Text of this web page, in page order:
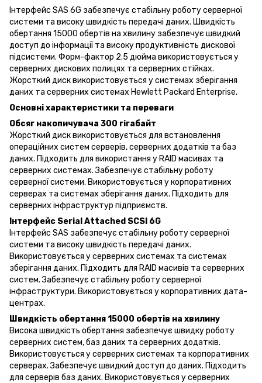
Інтерфейс SAS 6G забезпечує стабільну роботу серверної
системи та високу швидкість передачі даних. Швидкість
обертання 15000 обертів на хвилину забезпечує швидкий
доступ до інформації та високу продуктивність дискової
підсистеми. Форм-фактор 2.5 дюйма використовується у
серверних дискових полицях та серверних стійках.
Жорсткий диск використовується у системах зберігання
даних та серверних системах Hewlett Packard Enterprise.
Основні характеристики та переваги
Обсяг накопичувача 300 гігабайт
Жорсткий диск використовується для встановлення
операційних систем серверів, серверних додатків та баз
даних. Підходить для використання у RAID масивах та
серверних системах. Забезпечує стабільну роботу
серверної системи. Використовується у корпоративних
серверах та системах зберігання даних. Підходить для
серверних інфраструктур підприємств.
Інтерфейс Serial Attached SCSI 6G
Інтерфейс SAS забезпечує стабільну роботу серверної
системи та високу швидкість передачі даних.
Використовується у серверних системах та системах
зберігання даних. Підходить для RAID масивів та серверних
систем. Забезпечує стабільну роботу серверної
інфраструктури. Використовується у корпоративних дата-
центрах.
Швидкість обертання 15000 обертів на хвилину
Висока швидкість обертання забезпечує швидку роботу
серверних систем, баз даних та серверних додатків.
Використовується у серверних системах та корпоративних
серверах. Забезпечує швидкий доступ до даних. Підходить
для серверів баз даних. Використовується у серверних